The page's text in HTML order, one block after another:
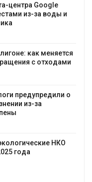
центра Google
из-за воды и
как меняется
с отходами
предупредили о
из-за
НКО
года